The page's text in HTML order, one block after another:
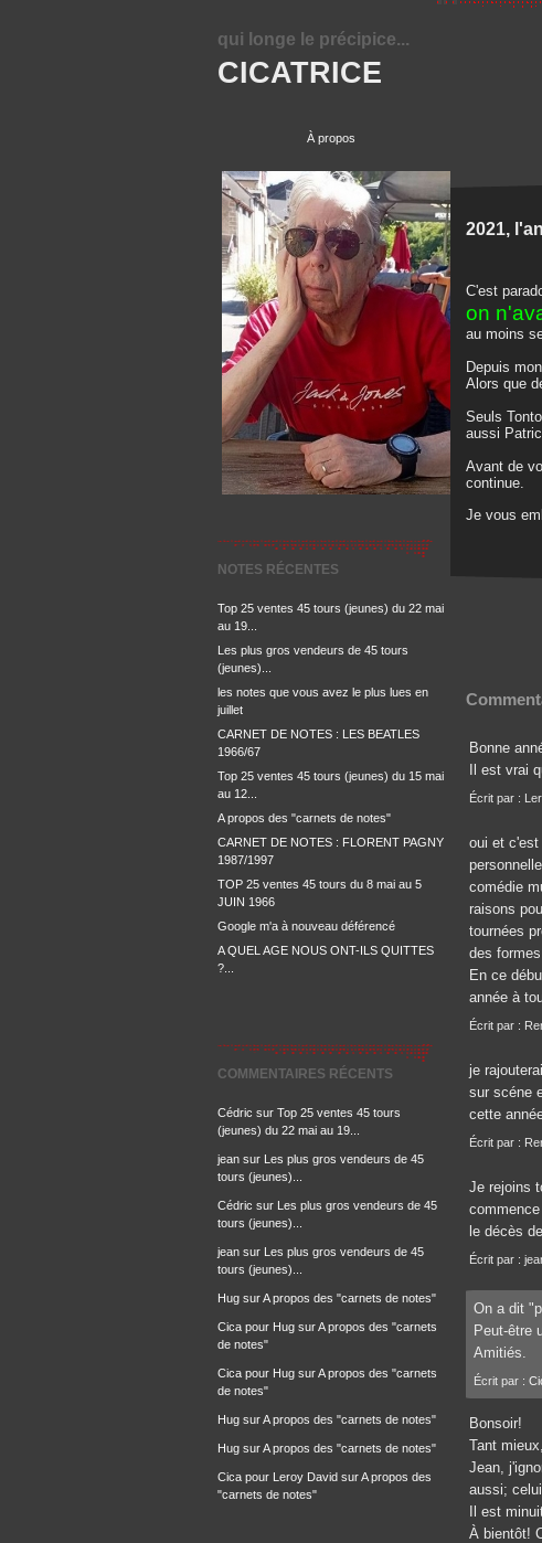
CICATRICE
qui longe le précipice...
À propos
NOTES RÉCENTES
Top 25 ventes 45 tours (jeunes) du 22 mai
au 19...
Les plus gros vendeurs de 45 tours
(jeunes)...
les notes que vous avez le plus lues en
juillet
CARNET DE NOTES : LES BEATLES
1966/67
Top 25 ventes 45 tours (jeunes) du 15 mai
au 12...
A propos des "carnets de notes"
CARNET DE NOTES : FLORENT PAGNY
1987/1997
TOP 25 ventes 45 tours du 8 mai au 5
JUIN 1966
Google m'a à nouveau déférencé
A QUEL AGE NOUS ONT-ILS QUITTES
?...
COMMENTAIRES RÉCENTS
Cédric sur Top 25 ventes 45 tours
(jeunes) du 22 mai au 19...
jean sur Les plus gros vendeurs de 45
tours (jeunes)...
Cédric sur Les plus gros vendeurs de 45
tours (jeunes)...
jean sur Les plus gros vendeurs de 45
tours (jeunes)...
Hug surA propos des "carnets de notes"
Cica pour Hug surA propos des "carnets
de notes"
Cica pour Hug surA propos des "carnets
de notes"
Hug surA propos des "carnets de notes"
Hug surA propos des "carnets de notes"
Cica pour Leroy David surA propos des
"carnets de notes"
2021,
C'est
on
au moins
Depuis
Alors que
Seuls
aussi
Avant de
continue.
Je vous
Bonne
Il est vrai
Écrit par :
oui et c'est
comédie
raisons
tournées
des
En ce
année à
Écrit par :
je
sur scéne
cette
Écrit par :
Je rejoins
le décès
Écrit par :
On a dit
Peut-être
Amitiés.
Écrit par :
Bonsoir!
Tant
Jean,
aussi;
Il est
À bientôt!